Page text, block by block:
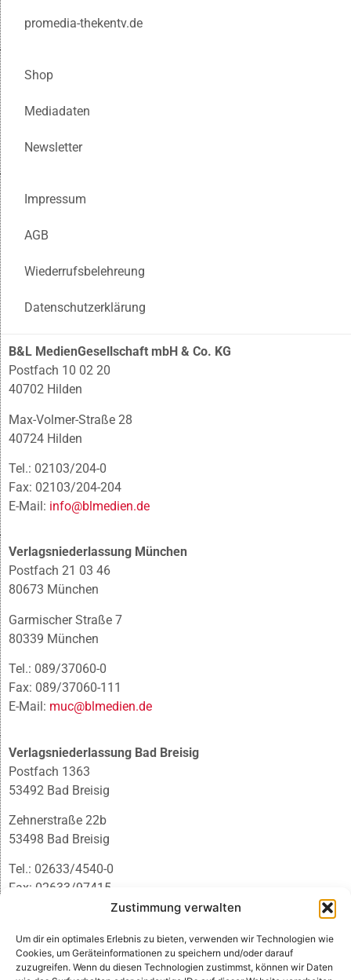
Zustimmung verwalten
Um dir ein optimales Erlebnis zu bieten, verwenden wir Technologien wie
Cookies, um Geräteinformationen zu speichern und/oder darauf
zuzugreifen. Wenn du diesen Technologien zustimmst, können wir Daten
promedia-thekentv.de
Shop
Mediadaten
Newsletter
Impressum
AGB
Wiederrufsbelehreung
Datenschutzerklärung
B&L MedienGesellschaft mbH & Co. KG
Postfach 10 02 20
40702 Hilden
Max-Volmer-Straße 28
40724 Hilden
Tel.: 02103/204-0
Fax: 02103/204-204
E-Mail: info@blmedien.de
Verlagsniederlassung München
Postfach 21 03 46
80673 München
Garmischer Straße 7
80339 München
Tel.: 089/37060-0
Fax: 089/37060-111
E-Mail: muc@blmedien.de
Verlagsniederlassung Bad Breisig
Postfach 1363
53492 Bad Breisig
Zehnerstraße 22b
53498 Bad Breisig
Tel.: 02633/4540-0
Fax: 02633/97415
infobb@blmedien.de